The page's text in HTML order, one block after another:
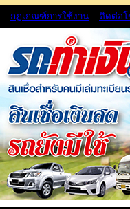
กฏเกณฑ์การใช้งาน ติดต่อ